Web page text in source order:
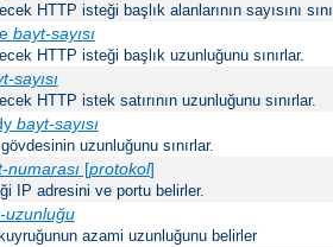
HTTP isteği başlık alanlarının sayısını
bayt-sayısı
HTTP isteği başlık uzunluğunu sınırlar.
sayısı
HTTP istek satırının uzunluğunu sınırlar.
bayt-sayısı
uzunluğunu sınırlar.
numarası[protokol]
IP adresini ve portu belirler.
uzunluğu
azami uzunluğunu belirler